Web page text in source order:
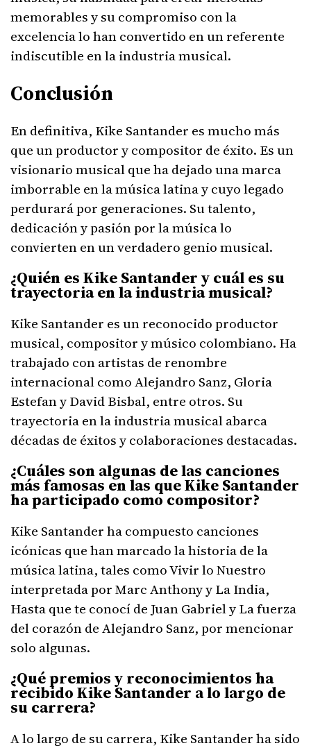
memorables y su compromiso con la
excelencia lo han convertido en un referente
indiscutible en la industria musical.
Conclusión
En definitiva, Kike Santander es mucho más
que un productor y compositor de éxito. Es un
visionario musical que ha dejado una marca
imborrable en la música latina y cuyo legado
perdurará por generaciones. Su talento,
dedicación y pasión por la música lo
convierten en un verdadero genio musical.
¿Quién es Kike Santander y cuál es su
trayectoria en la industria musical?
Kike Santander es un reconocido productor
musical, compositor y músico colombiano. Ha
trabajado con artistas de renombre
internacional como Alejandro Sanz, Gloria
Estefan y David Bisbal, entre otros. Su
trayectoria en la industria musical abarca
décadas de éxitos y colaboraciones destacadas.
¿Cuáles son algunas de las canciones
más famosas en las que Kike Santander
ha participado como compositor?
Kike Santander ha compuesto canciones
icónicas que han marcado la historia de la
música latina, tales como Vivir lo Nuestro
interpretada por Marc Anthony y La India,
Hasta que te conocí de Juan Gabriel y La fuerza
del corazón de Alejandro Sanz, por mencionar
solo algunas.
¿Qué premios y reconocimientos ha
recibido Kike Santander a lo largo de
su carrera?
A lo largo de su carrera, Kike Santander ha sido